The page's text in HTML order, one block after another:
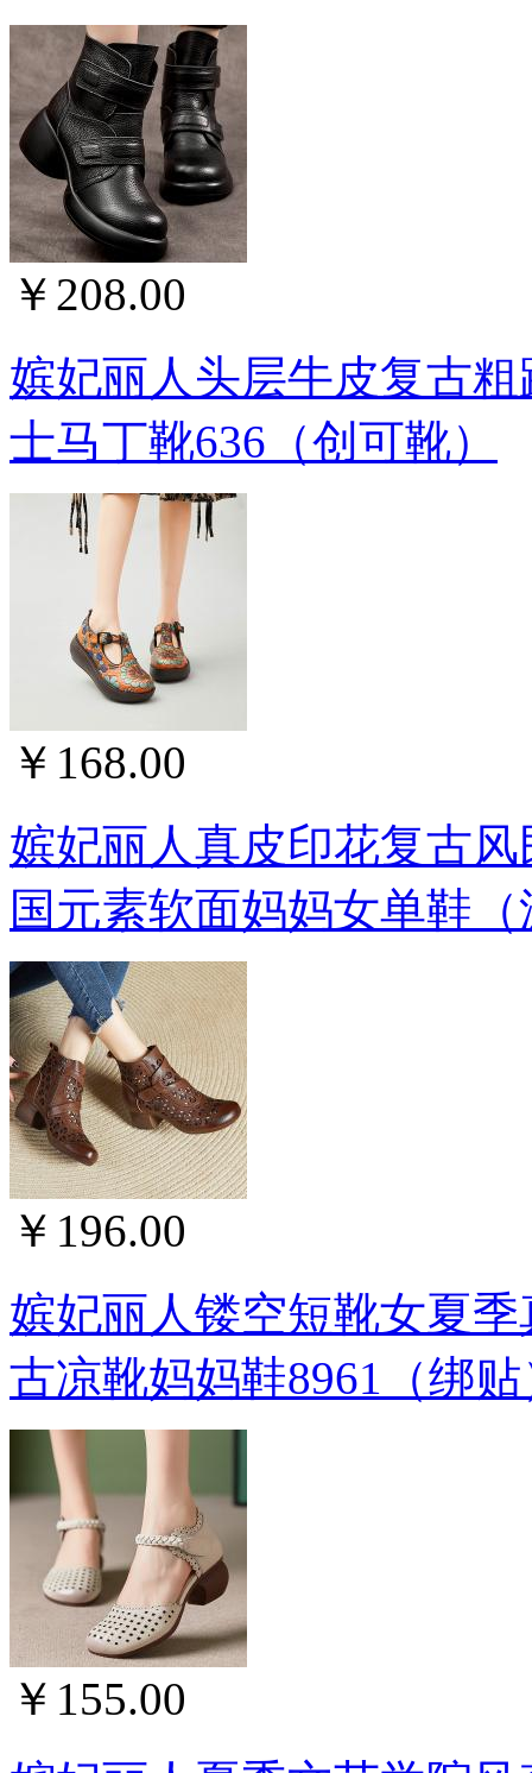
￥208.00
嫔妃丽人头层牛皮复古
士马丁靴636（创可靴）
￥168.00
嫔妃丽人真皮印花复古
国元素软面妈妈女单鞋
￥196.00
嫔妃丽人镂空短靴女夏
古凉靴妈妈鞋8961（绑贴
￥155.00